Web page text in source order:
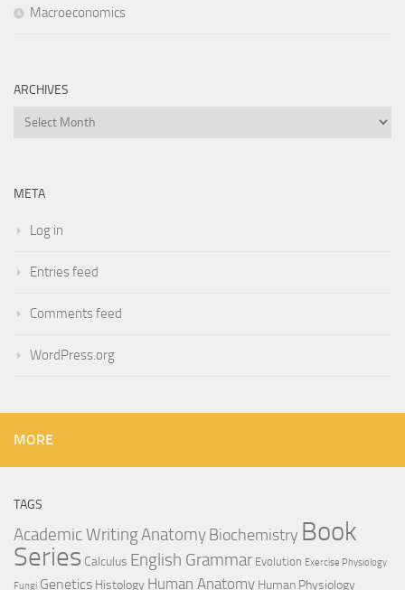
Macroeconomics
ARCHIVES
Archives
META
Log in
Entries feed
Comments feed
WordPress.org
MORE
TAGS
Academic WritingAnatomy Biochemistry Book
Series Calculus English Grammar Evolution Exercise Physiology
Fungi Genetics Histology Human Anatomy Human Physiology